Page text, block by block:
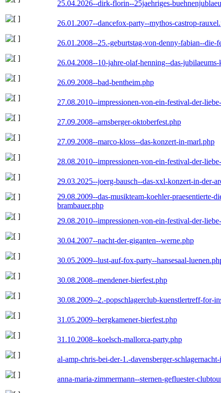
25.04.2026--dirk-florin--25jaehriges-
26.01.2007--dancefox-party--mythos-castrop-
26.01.2008--25.-geburtstag-von-denny-fabian--die-
26.04.2008--10-jahre-olaf-henning--das-
26.09.2008--bad-bentheim.php
27.08.2010--impressionen-von-ein-festival-der-
27.09.2008--arnsberger-oktoberfest.php
27.09.2008--marco-kloss--das-konzert-in-marl.php
28.08.2010--impressionen-von-ein-festival-der-
29.03.2025--joerg-bausch--das-xxl-konzert-in-der-
29.08.2009--das-musikteam-koehler-praesentierte-
brambauer.php
29.08.2010--impressionen-von-ein-festival-der-
30.04.2007--nacht-der-giganten--werne.php
30.05.2009--lust-auf-fox-party--hansesaal-
30.08.2008--mendener-bierfest.php
30.08.2009--2.-popschlagerclub-kuenstlertreff-for-
31.05.2009--bergkamener-bierfest.php
31.10.2008--koelsch-mallorca-party.php
al-amp-chris-bei-der-1.-davensberger-
anna-maria-zimmermann--sternen-gefluester-